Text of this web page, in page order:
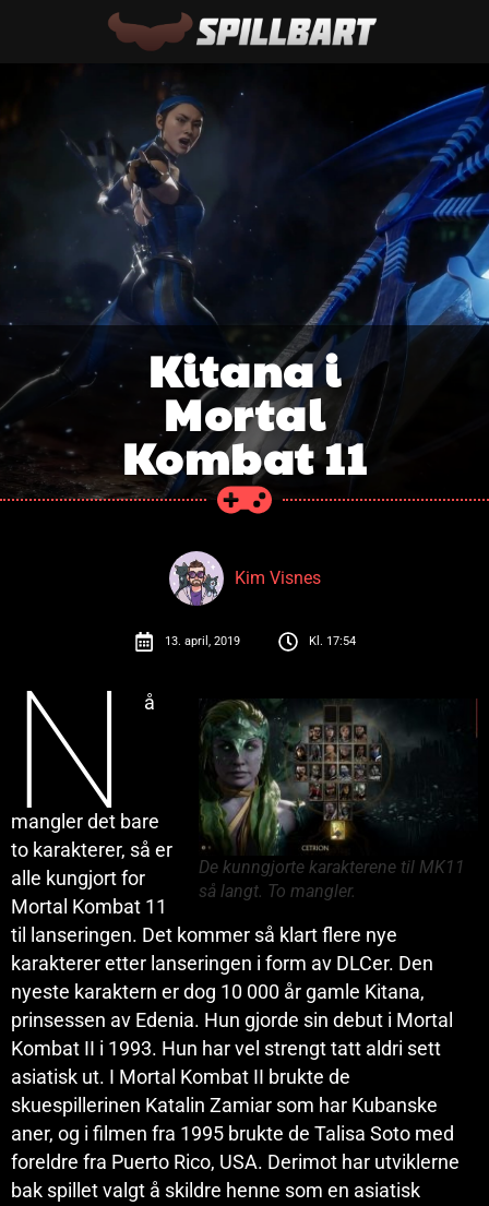
Kitana i
Mortal
Kombat 11
Kim Visnes
13. april, 2019 Kl. 17:54
De kunngjorte karakterene til MK11
så langt. To mangler.
N å
mangler det bare
to karakterer, så er
alle kungjort for
Mortal Kombat 11
til lanseringen. Det kommer så klart flere nye
karakterer etter lanseringen i form av DLCer. Den
nyeste karaktern er dog 10 000 år gamle Kitana,
prinsessen av Edenia. Hun gjorde sin debut i Mortal
Kombat II i 1993. Hun har vel strengt tatt aldri sett
asiatisk ut. I Mortal Kombat II brukte de
skuespillerinen Katalin Zamiar som har Kubanske
aner, og i filmen fra 1995 brukte de Talisa Soto med
foreldre fra Puerto Rico, USA. Derimot har utviklerne
bak spillet valgt å skildre henne som en asiatisk